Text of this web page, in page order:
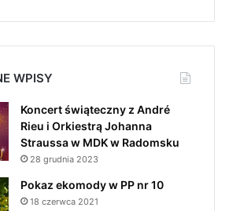
WPISY
Koncert świąteczny z André
Rieu i Orkiestrą Johanna
Straussa w MDK w Radomsku
28 grudnia 2023
Pokaz ekomody w PP nr 10
18 czerwca 2021